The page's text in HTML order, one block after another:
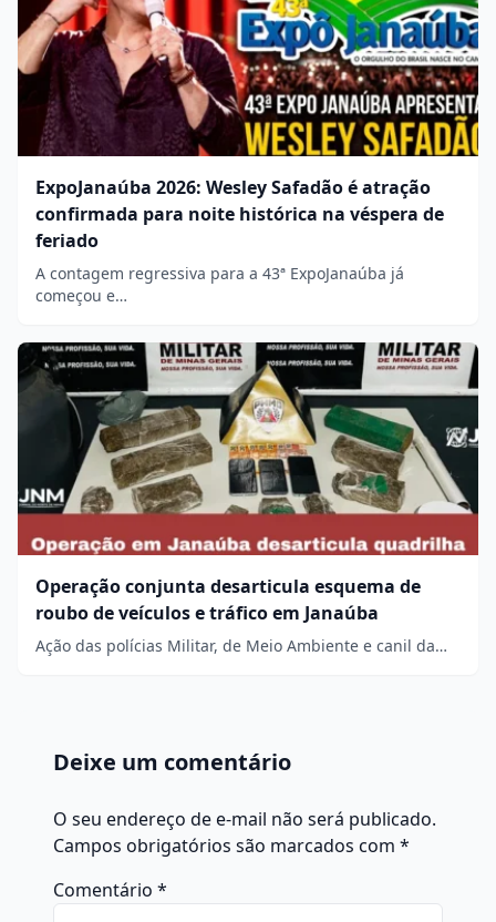
ExpoJanaúba 2026: Wesley Safadão é atração
confirmada para noite histórica na véspera de
feriado
A contagem regressiva para a 43ª ExpoJanaúba já
começou e…
Operação conjunta desarticula esquema de
roubo de veículos e tráfico em Janaúba
Ação das polícias Militar, de Meio Ambiente e canil da…
Deixe um comentário
O seu endereço de e-mail não será publicado.
Campos obrigatórios são marcados com *
Comentário *